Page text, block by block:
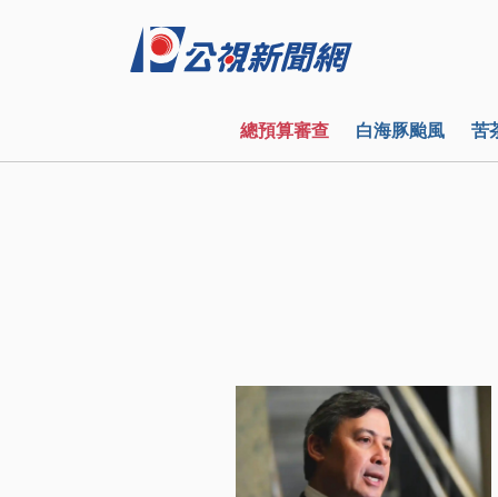
總預算審查 白海豚颱風 苦